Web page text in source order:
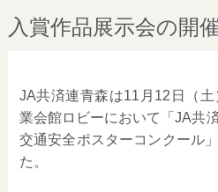
入賞作品展示会の開
JA共済連青森は11月12日（
業会館ロビーにおいて「JA共
交通安全ポスターコンクール
た。